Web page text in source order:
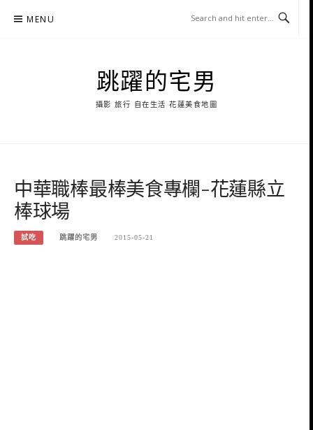
MENU
跳躍的宅男
攝影 旅行 自在生活 花蓮美食地圖
中華職棒最棒美食專欄-花蓮縣立
棒球場
試吃 跳躍的宅男 2015-05-21